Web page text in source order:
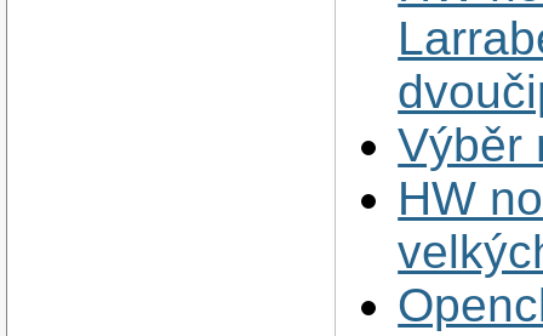
Výběr
HW